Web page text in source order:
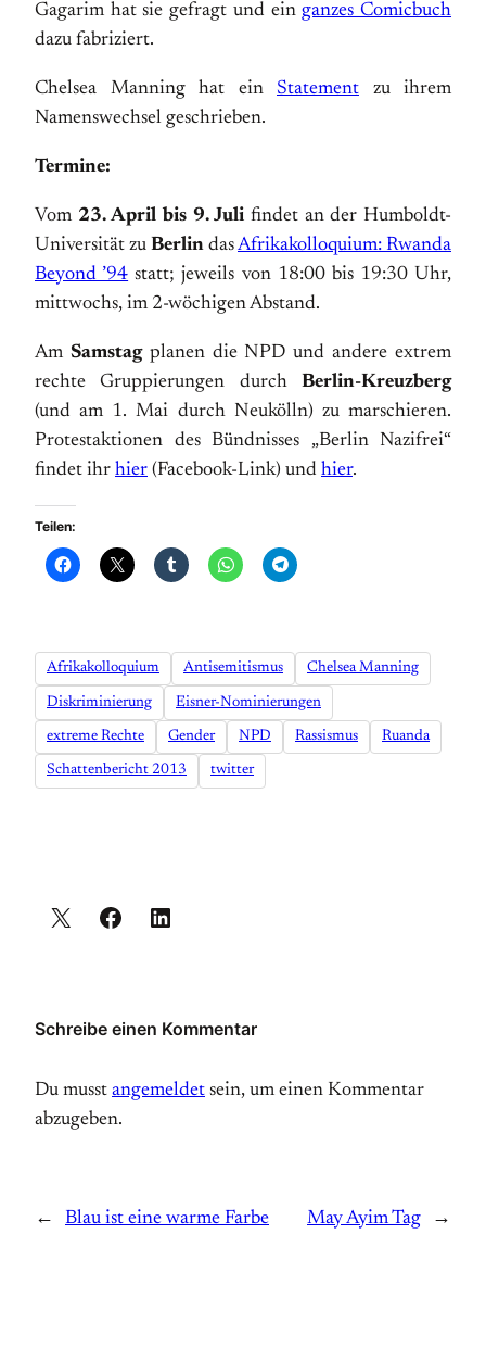
Gagarim hat sie gefragt und einganzes Comicbuch
dazu fabriziert.
Chelsea Manning hat ein Statement zu ihrem
Namenswechsel geschrieben.
Termine:
Vom 23. April bis 9. Juli findet an der Humboldt-
Universität zu Berlin dasAfrikakolloquium: Rwanda
Beyond ’94 statt; jeweils von 18:00 bis 19:30 Uhr,
mittwochs, im 2-wöchigen Abstand.
Am Samstagplanen die NPD und andere extrem
rechte Gruppierungen durch Berlin-Kreuzberg
(und am 1. Mai durch Neukölln) zu marschieren.
Protestaktionen des Bündnisses „Berlin Nazifrei“
findet ihr hier (Facebook-Link) und hier.
Teilen:
Afrikakolloquium Antisemitismus Chelsea Manning
Diskriminierung Eisner-Nominierungen
extreme Rechte Gender NPD Rassismus Ruanda
Schattenbericht 2013 twitter
Schreibe einen Kommentar
Du musst angemeldet sein, um einen Kommentar
abzugeben.
← Blau ist eine warme Farbe May Ayim Tag →